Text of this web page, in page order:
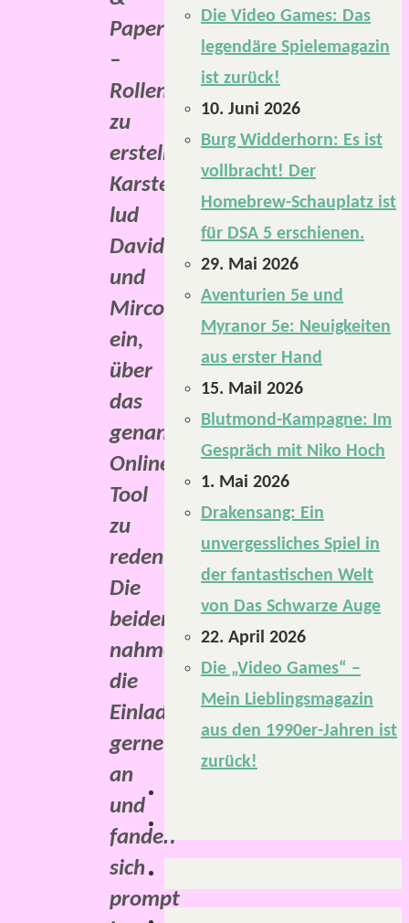
Paper
–
Rollenspiele
zu
erstellen.
Karsten
lud
David
und
Mirco
ein,
über
das
genannte
Online-
Tool
zu
reden.
Die
beiden
nahmen
die
Einladung
gerne
an
und
fanden
sich
prompt
Die Video Games: Das
legendäre Spielemagazin
ist zurück!
10. Juni 2026
Burg Widderhorn: Es ist
vollbracht! Der
Homebrew-Schauplatz ist
für DSA 5 erschienen.
29. Mai 2026
Aventurien 5e und
Myranor 5e: Neuigkeiten
aus erster Hand
15. Mail 2026
Blutmond-Kampagne: Im
Gespräch mit Niko Hoch
1. Mai 2026
Drakensang: Ein
unvergessliches Spiel in
der fantastischen Welt
von Das Schwarze Auge
22. April 2026
Die „Video Games“ –
Mein Lieblingsmagazin
aus den 1990er-Jahren ist
zurück!